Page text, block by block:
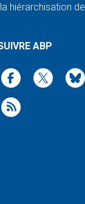
hiérarchisation
ABP